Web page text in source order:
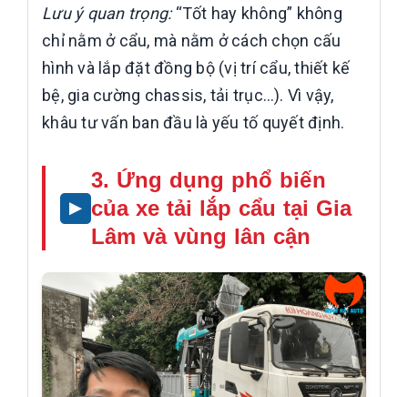
Lưu ý quan trọng:“Tốt hay không” không
chỉ nằm ở cẩu, mà nằm ở cách chọn cấu
hình và lắp đặt đồng bộ (vị trí cẩu, thiết kế
bệ, gia cường chassis, tải trục…). Vì vậy,
khâu tư vấn ban đầu là yếu tố quyết định.
3. Ứng dụng phổ biến
của xe tải lắp cẩu tại Gia
Lâm và vùng lân cận